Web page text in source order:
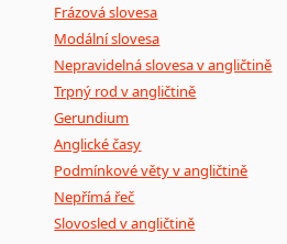
Frázová slovesa
Modální slovesa
Nepravidelná slovesa v angličtině
Trpný rod v angličtině
Gerundium
Anglické časy
Podmínkové věty v angličtině
Nepřímá řeč
Slovosled v angličtině